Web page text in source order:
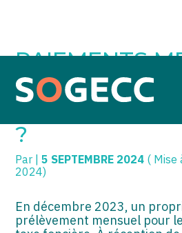
Aller
SOGECC – République
SOGECC – Turbigo
GROUPE
SCI / LMNP
PROFESSIONS LIBÉRALES
PARTICULIERS
Piloter votre entreprise
Développer votre entreprise
Construire votre patrimoine
électronique
PAIEMENTS
DE LA TAXE
OUBLIÉS » = À
?
Par |5 SEPTEMBRE 2024 ( Mise
2024)
En décembre 2023, un
prélèvement mensuel pour